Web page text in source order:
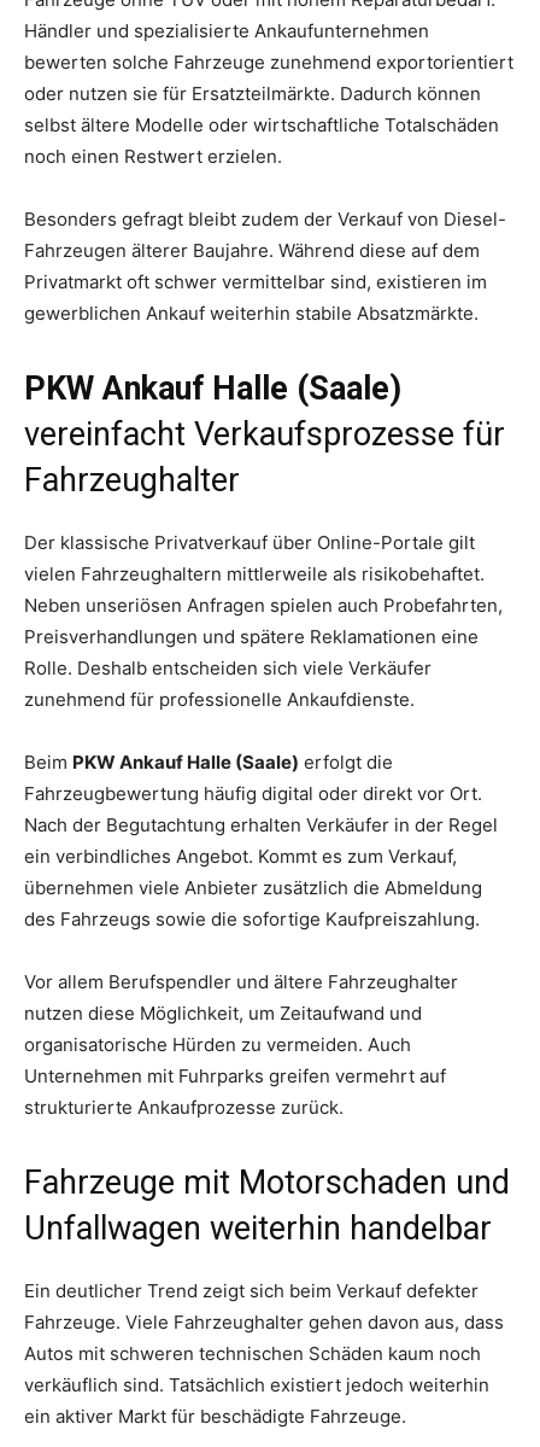
Händler und spezialisierte Ankaufunternehmen
bewerten solche Fahrzeuge zunehmend exportorientiert
oder nutzen sie für Ersatzteilmärkte. Dadurch können
selbst ältere Modelle oder wirtschaftliche Totalschäden
noch einen Restwert erzielen.
Besonders gefragt bleibt zudem der Verkauf von Diesel-
Fahrzeugen älterer Baujahre. Während diese auf dem
Privatmarkt oft schwer vermittelbar sind, existieren im
gewerblichen Ankauf weiterhin stabile Absatzmärkte.
PKW Ankauf Halle (Saale)
vereinfacht Verkaufsprozesse für
Fahrzeughalter
Der klassische Privatverkauf über Online-Portale gilt
vielen Fahrzeughaltern mittlerweile als risikobehaftet.
Neben unseriösen Anfragen spielen auch Probefahrten,
Preisverhandlungen und spätere Reklamationen eine
Rolle. Deshalb entscheiden sich viele Verkäufer
zunehmend für professionelle Ankaufdienste.
Beim PKW Ankauf Halle (Saale) erfolgt die
Fahrzeugbewertung häufig digital oder direkt vor Ort.
Nach der Begutachtung erhalten Verkäufer in der Regel
ein verbindliches Angebot. Kommt es zum Verkauf,
übernehmen viele Anbieter zusätzlich die Abmeldung
des Fahrzeugs sowie die sofortige Kaufpreiszahlung.
Vor allem Berufspendler und ältere Fahrzeughalter
nutzen diese Möglichkeit, um Zeitaufwand und
organisatorische Hürden zu vermeiden. Auch
Unternehmen mit Fuhrparks greifen vermehrt auf
strukturierte Ankaufprozesse zurück.
Fahrzeuge mit Motorschaden und
Unfallwagen weiterhin handelbar
Ein deutlicher Trend zeigt sich beim Verkauf defekter
Fahrzeuge. Viele Fahrzeughalter gehen davon aus, dass
Autos mit schweren technischen Schäden kaum noch
verkäuflich sind. Tatsächlich existiert jedoch weiterhin
ein aktiver Markt für beschädigte Fahrzeuge.